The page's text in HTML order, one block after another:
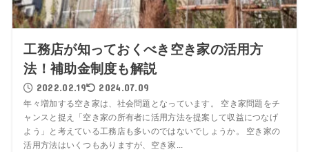
工務店が知っておくべき空き家の活用方
法！補助金制度も解説
2022.02.19 2024.07.09
年々増加する空き家は、社会問題となっています。 空き家問題をチ
ャンスと捉え「空き家の所有者に活用方法を提案して収益につなげ
よう」と考えている工務店も多いのではないでしょうか。 空き家の
活用方法はいくつもありますが、空き家...